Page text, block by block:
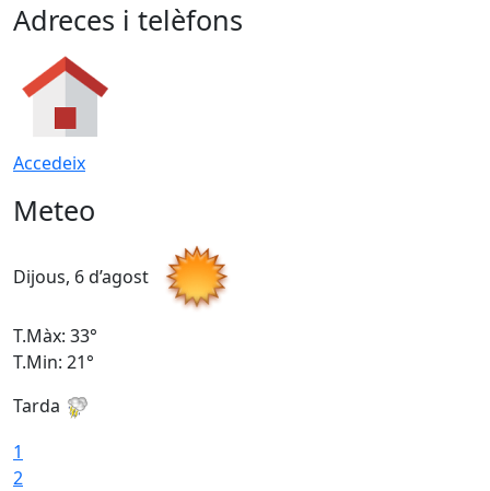
Adreces i telèfons
Accedeix
Meteo
Dijous, 6 d’agost
T.Màx: 33°
T.Min: 21°
Tarda
1
2